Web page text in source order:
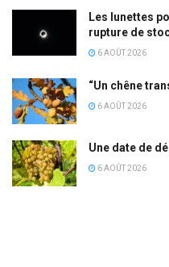
Les lunettes
rupture de
6 AOÛT 2026
“Un chêne
6 AOÛT 2026
Une date de
6 AOÛT 2026